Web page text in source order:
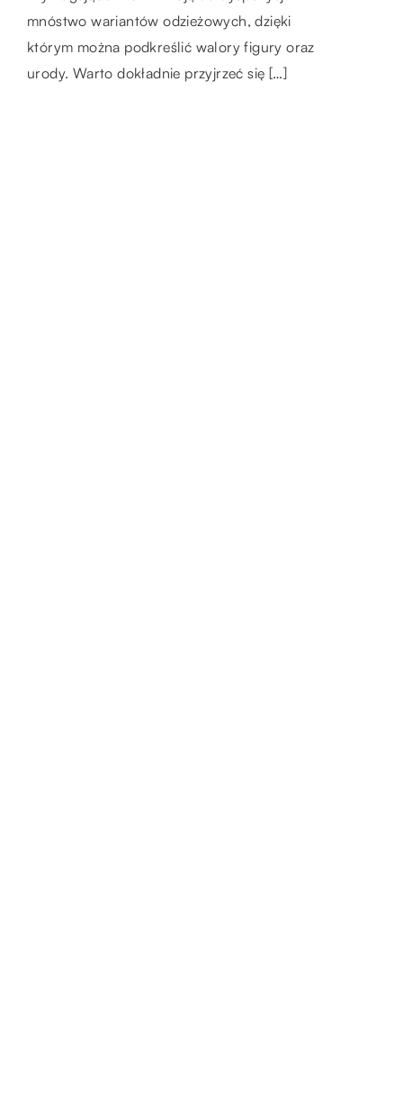
nietypowej kreacji. […]
mnóstwo wariantów odzieżowych, dzięki
którym można podkreślić walory figury oraz
urody. Warto dokładnie przyjrzeć się […]
konstrukcja zapewnia bowiem najlepszą
możliwą […]